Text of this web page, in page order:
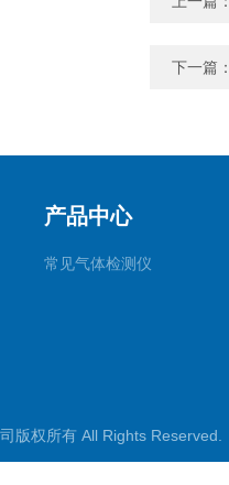
下一篇
产品中心
常见气体检测仪
司版权所有 All Rights